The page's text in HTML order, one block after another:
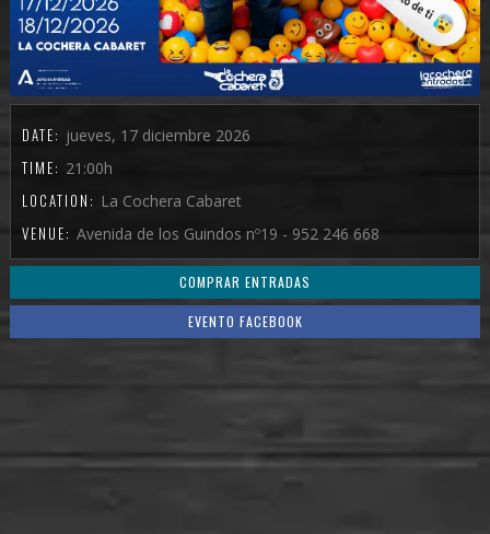
DATE: jueves, 17 diciembre 2026
TIME: 21:00h
LOCATION: La Cochera Cabaret
VENUE: Avenida de los Guindos nº19 - 952 246 668
COMPRAR ENTRADAS
EVENTO FACEBOOK